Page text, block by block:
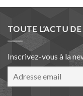
TOUTE L’ACTU
Inscrivez-vous à la